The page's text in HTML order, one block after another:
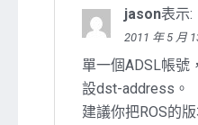
jason表示:
2011 年 5 月
單一個ADSL帳號
設dst-address。
建議你把ROS的